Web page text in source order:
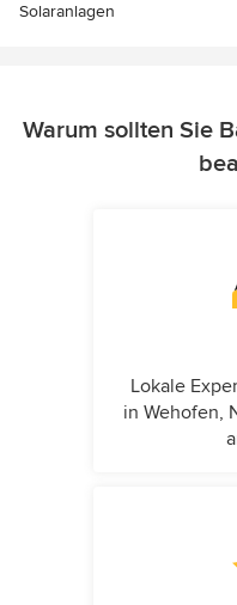
Solaranlagen
Warum sollten Sie
Lokale
in Wehofen,